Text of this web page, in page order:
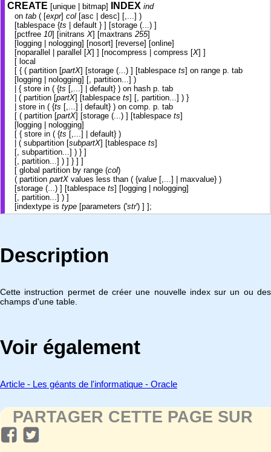
CREATE [unique | bitmap] INDEX ind
on tab ( [expr] col [asc | desc] [,...] )
[tablespace {ts | default } ] [storage (...) ]
[pctfree 10] [initrans X] [maxtrans 255]
[logging | nologging] [nosort] [reverse] [online]
[noparallel | parallel [X] ] [nocompress | compress [X] ]
[ local
[ { ( partition [partX] [storage (...) ] [tablespace ts] on range p. tab
[logging | nologging] [, partition...] )
| { store in ( {ts [,...] | default} ) on hash p. tab
| ( partition [partX] [tablespace ts] [, partition...] ) }
| store in ( {ts [,...] | default} ) on comp. p. tab
[ ( partition [partX] [storage (...) ] [tablespace ts]
[logging | nologging]
[ { store in ( {ts [,...] | default} )
| ( subpartition [subpartX] [tablespace ts]
[, subpartition...] ) } ]
[, partition...] ) ] } ] ]
[ global partition by range (col)
( partition partX values less than ( {value [,...] | maxvalue} )
[storage (...) ] [tablespace ts] [logging | nologging]
[, partition...] ) ]
[indextype is type [parameters ('str') ] ];
Description
Cette instruction permet de créer une nouvelle index sur un ou des
champs d'une table.
Voir également
Article - Les géants de l'informatique - Oracle
PARTAGER CETTE PAGE SUR